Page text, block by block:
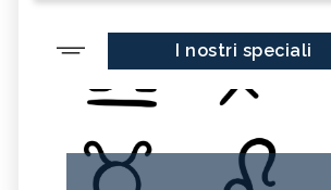
I nostri speciali